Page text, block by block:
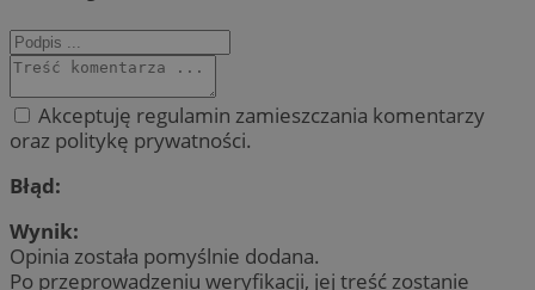
Akceptuję regulamin zamieszczania komentarzy
oraz politykę prywatności.
Błąd:
Wynik:
Opinia została pomyślnie dodana.
Po przeprowadzeniu weryfikacji, jej treść zostanie